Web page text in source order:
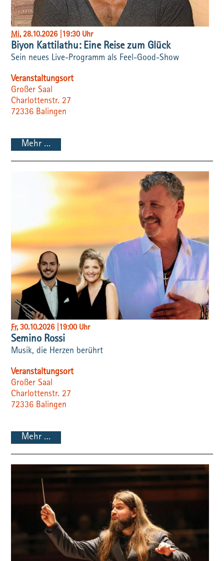
Mi, 28.10.2026 19:30 Uhr
Biyon Kattilathu: Eine Reise zum Glück
Sein neues Live-Programm als Feel-Good-Show
Veranstaltungsort
Großer Saal
Charlottenstr. 27
72336 Balingen
Mehr …
Fr, 30.10.2026 19:00 Uhr
Semino Rossi
Musik, die Herzen berührt
Veranstaltungsort
Großer Saal
Charlottenstr. 27
72336 Balingen
Mehr …